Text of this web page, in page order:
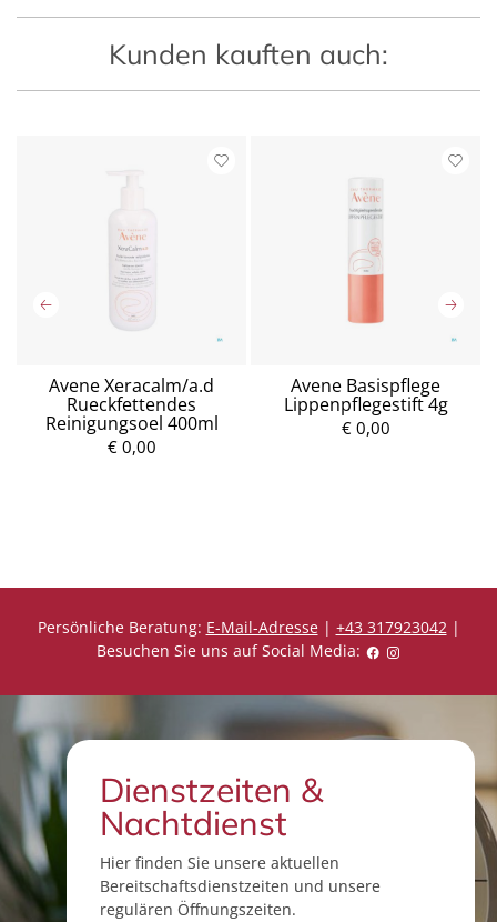
Kunden kauften auch:
Avene Xeracalm/a.d
Rueckfettendes
Reinigungsoel 400ml
€ 0,00
Avene Basispflege
Lippenpflegestift 4g
€ 0,00
Persönliche Beratung: E-Mail-Adresse| +43 317923042|
Besuchen Sie uns auf Social Media:
Dienstzeiten &
Nachtdienst
Hier finden Sie unsere aktuellen
Bereitschaftsdienstzeiten und unsere
regulären Öffnungszeiten.